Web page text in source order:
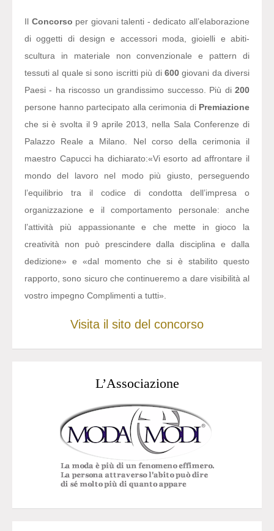
Il Concorso per giovani talenti - dedicato all’elaborazione
di oggetti di design e accessori moda, gioielli e abiti-
scultura in materiale non convenzionale e pattern di
tessuti al quale si sono iscritti più di 600giovani da diversi
Paesi - ha riscosso un grandissimo successo. Più di 200
persone hanno partecipato alla cerimonia di Premiazione
che si è svolta il 9 aprile 2013, nella Sala Conferenze di
Palazzo Reale a Milano. Nel corso della cerimonia il
maestro Capucci ha dichiarato:«Vi esorto ad affrontare il
mondo del lavoro nel modo più giusto, perseguendo
l’equilibrio tra il codice di condotta dell’impresa o
organizzazione e il comportamento personale: anche
l’attività più appassionante e che mette in gioco la
creatività non può prescindere dalla disciplina e dalla
dedizione» e «dal momento che si è stabilito questo
rapporto, sono sicuro che continueremo a dare visibilità al
vostro impegno Complimenti a tutti».
Visita il sito del concorso
L’Associazione